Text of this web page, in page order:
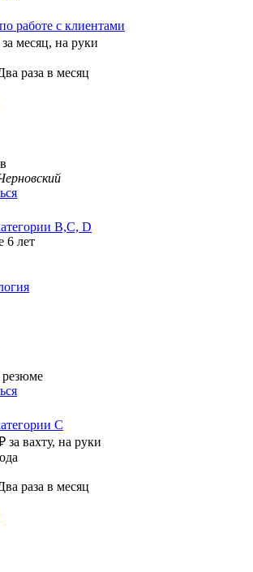
работе с клиентами
за месяц, на руки
раза в месяц
В,С, D
6 лет
С
за вахту, на руки
раза в месяц